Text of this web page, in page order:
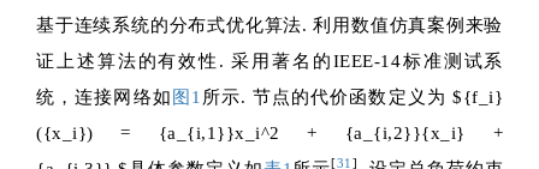
基于连续系统的分布式优化算法. 利用数值仿真案例来验
证上述算法的有效性. 采用著名的IEEE-14标准测试系
统，连接网络如 图1 所示. 节点的代价函数定义为${f_i}
({x_i}) = {a_{i,1}}x_i^2 + {a_{i,2}}{x_i} +
[31 ]